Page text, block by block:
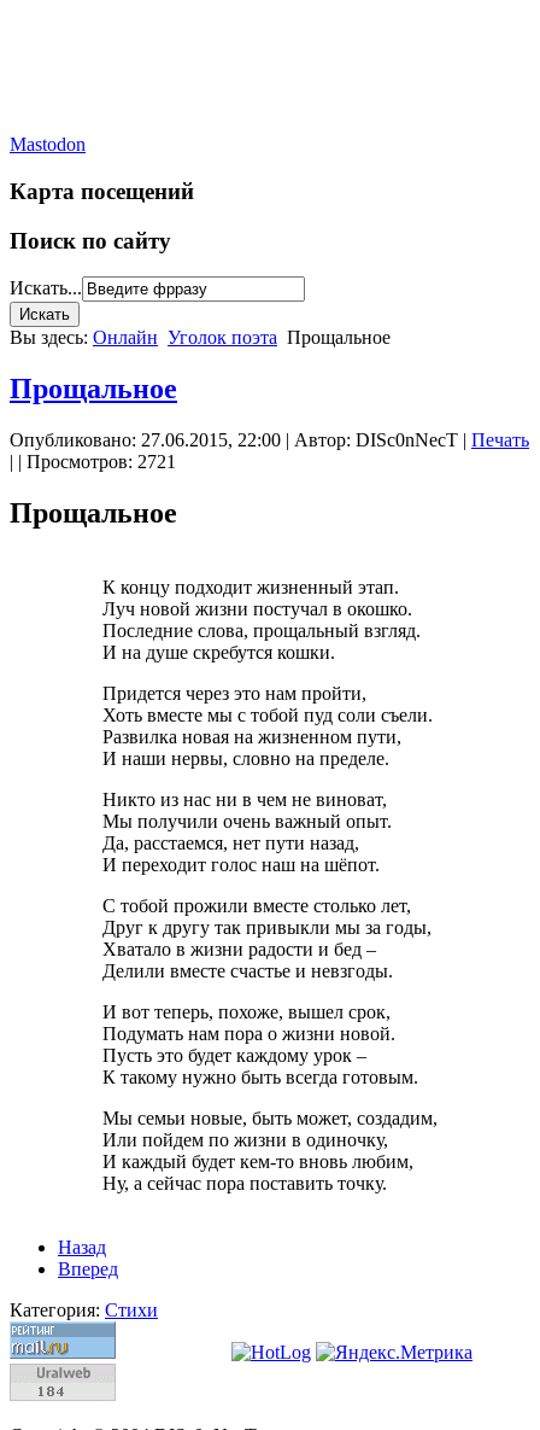
Mastodon
Карта посещений
Поиск по сайту
Искать...
Вы здесь: Онлайн Уголок поэта Прощальное
Прощальное
Опубликовано: 27.06.2015, 22:00 | Автор: DISc0nNecT | Печать
| | Просмотров: 2721
Прощальное
К концу подходит жизненный этап.
Луч новой жизни постучал в окошко.
Последние слова, прощальный взгляд.
И на душе скребутся кошки.
Придется через это нам пройти,
Хоть вместе мы с тобой пуд соли съели.
Развилка новая на жизненном пути,
И наши нервы, словно на пределе.
Никто из нас ни в чем не виноват,
Мы получили очень важный опыт.
Да, расстаемся, нет пути назад,
И переходит голос наш на шёпот.
С тобой прожили вместе столько лет,
Друг к другу так привыкли мы за годы,
Хватало в жизни радости и бед –
Делили вместе счастье и невзгоды.
И вот теперь, похоже, вышел срок,
Подумать нам пора о жизни новой.
Пусть это будет каждому урок –
К такому нужно быть всегда готовым.
Мы семьи новые, быть может, создадим,
Или пойдем по жизни в одиночку,
И каждый будет кем-то вновь любим,
Ну, а сейчас пора поставить точку.
Назад
Вперед
Категория: Стихи